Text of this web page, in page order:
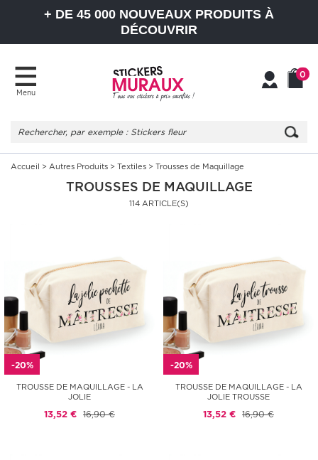
+ DE 45 000 NOUVEAUX PRODUITS À
DÉCOUVRIR
Menu
0
Accueil > Autres Produits > Textiles > Trousses de Maquillage
TROUSSES DE MAQUILLAGE
114 ARTICLE(S)
-20%
TROUSSE DE MAQUILLAGE - LA
JOLIE
13,52 € 16,90 €
-20%
TROUSSE DE MAQUILLAGE - LA
JOLIE TROUSSE
13,52 € 16,90 €